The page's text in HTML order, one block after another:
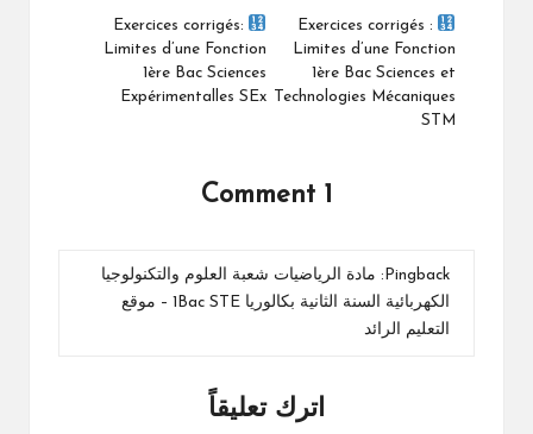
navigation
Exercices corrigés :
Limites d’une Fonction
1ère Bac Sciences et
Technologies Mécaniques
STM
Exercices corrigés:
Limites d’une Fonction
1ère Bac Sciences
Expérimentalles SEx
1 Comment
Pingback:
مادة الرياضيات شعبة العلوم والتكنولوجيا
الكهربائية السنة الثانية بكالوريا 1Bac STE – موقع
التعليم الرائد
اترك تعليقاً